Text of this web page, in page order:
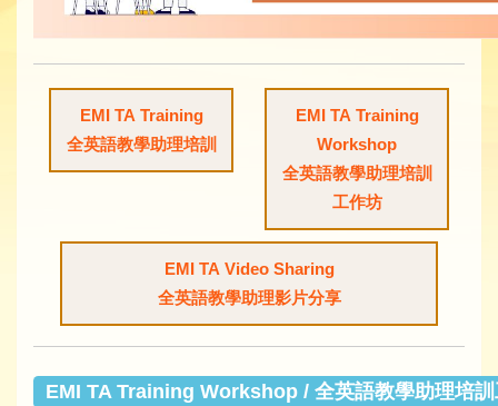
EMI TA Training
全英語教學助理培訓
EMI TA Training
Workshop
全英語教學助理培訓
工作坊
EMI TA Video Sharing
全英語教學助理影片分享
EMI TA Training Workshop / 全英語教學助理培